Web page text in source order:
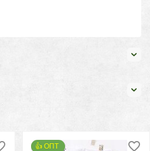
👍 ОПТ